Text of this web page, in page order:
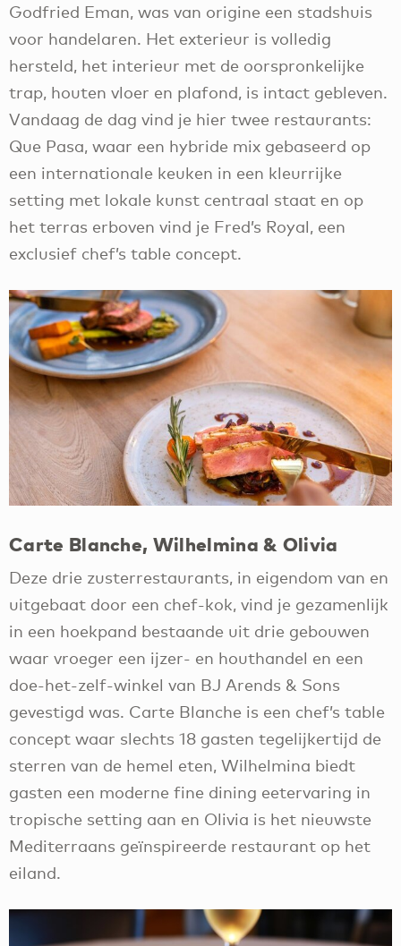
Godfried Eman, was van origine een stadshuis
voor handelaren. Het exterieur is volledig
hersteld, het interieur met de oorspronkelijke
trap, houten vloer en plafond, is intact gebleven.
Vandaag de dag vind je hier twee restaurants:
Que Pasa, waar een hybride mix gebaseerd op
een internationale keuken in een kleurrijke
setting met lokale kunst centraal staat en op
het terras erboven vind je Fred’s Royal, een
exclusief chef’s table concept.
Carte Blanche, Wilhelmina & Olivia
Deze drie zusterrestaurants, in eigendom van en
uitgebaat door een chef-kok, vind je gezamenlijk
in een hoekpand bestaande uit drie gebouwen
waar vroeger een ijzer- en houthandel en een
doe-het-zelf-winkel van BJ Arends & Sons
gevestigd was. Carte Blanche is een chef’s table
concept waar slechts 18 gasten tegelijkertijd de
sterren van de hemel eten, Wilhelmina biedt
gasten een moderne fine dining eetervaring in
tropische setting aan en Olivia is het nieuwste
Mediterraans geïnspireerde restaurant op het
eiland.